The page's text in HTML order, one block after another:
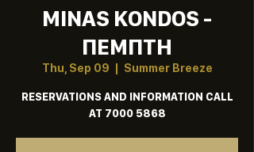
MINAS KONDOS -
ΠΕΜΠΤΗ
Thu, Sep 09 Summer Breeze
RESERVATIONS AND INFORMATION CALL
AT 7000 5868